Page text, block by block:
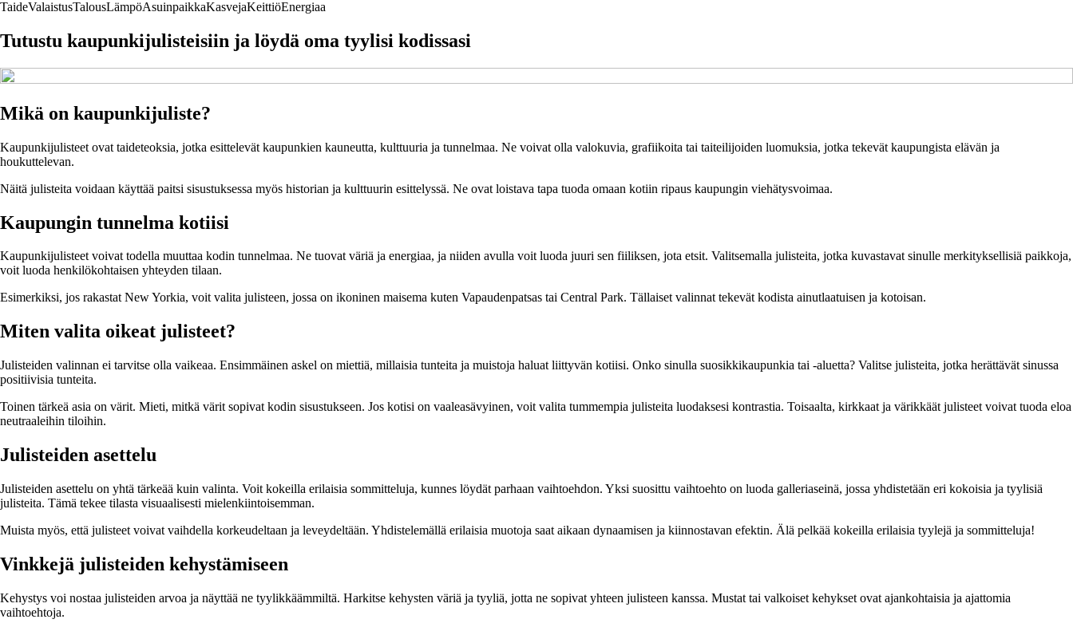
TaideValaistusTalousLämpöAsuinpaikkaKasvejaKeittiöEnergiaa
Tutustu kaupunkijulisteisiin ja löydä oma tyylisi kodissasi
Mikä on kaupunkijuliste?
Kaupunkijulisteet ovat taideteoksia, jotka esittelevät kaupunkien kauneutta, kulttuuria ja tunnelmaa. Ne voivat olla valokuvia, grafiikoita tai taiteilijoiden luomuksia, jotka tekevät kaupungista elävän ja
houkuttelevan.
Näitä julisteita voidaan käyttää paitsi sisustuksessa myös historian ja kulttuurin esittelyssä. Ne ovat loistava tapa tuoda omaan kotiin ripaus kaupungin viehätysvoimaa.
Kaupungin tunnelma kotiisi
Kaupunkijulisteet voivat todella muuttaa kodin tunnelmaa. Ne tuovat väriä ja energiaa, ja niiden avulla voit luoda juuri sen fiiliksen, jota etsit. Valitsemalla julisteita, jotka kuvastavat sinulle merkityksellisiä paikkoja,
voit luoda henkilökohtaisen yhteyden tilaan.
Esimerkiksi, jos rakastat New Yorkia, voit valita julisteen, jossa on ikoninen maisema kuten Vapaudenpatsas tai Central Park. Tällaiset valinnat tekevät kodista ainutlaatuisen ja kotoisan.
Miten valita oikeat julisteet?
Julisteiden valinnan ei tarvitse olla vaikeaa. Ensimmäinen askel on miettiä, millaisia tunteita ja muistoja haluat liittyvän kotiisi. Onko sinulla suosikkikaupunkia tai -aluetta? Valitse julisteita, jotka herättävät sinussa
positiivisia tunteita.
Toinen tärkeä asia on värit. Mieti, mitkä värit sopivat kodin sisustukseen. Jos kotisi on vaaleasävyinen, voit valita tummempia julisteita luodaksesi kontrastia. Toisaalta, kirkkaat ja värikkäät julisteet voivat tuoda eloa
neutraaleihin tiloihin.
Julisteiden asettelu
Julisteiden asettelu on yhtä tärkeää kuin valinta. Voit kokeilla erilaisia sommitteluja, kunnes löydät parhaan vaihtoehdon. Yksi suosittu vaihtoehto on luoda galleriaseinä, jossa yhdistetään eri kokoisia ja tyylisiä
julisteita. Tämä tekee tilasta visuaalisesti mielenkiintoisemman.
Muista myös, että julisteet voivat vaihdella korkeudeltaan ja leveydeltään. Yhdistelemällä erilaisia muotoja saat aikaan dynaamisen ja kiinnostavan efektin. Älä pelkää kokeilla erilaisia tyylejä ja sommitteluja!
Vinkkejä julisteiden kehystämiseen
Kehystys voi nostaa julisteiden arvoa ja näyttää ne tyylikkäämmiltä. Harkitse kehysten väriä ja tyyliä, jotta ne sopivat yhteen julisteen kanssa. Mustat tai valkoiset kehykset ovat ajankohtaisia ja ajattomia
vaihtoehtoja.